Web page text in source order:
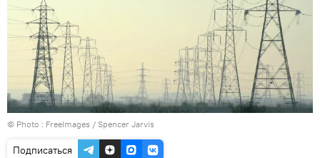
© Photo : FreeImages / Spencer Jarvis
Подписаться